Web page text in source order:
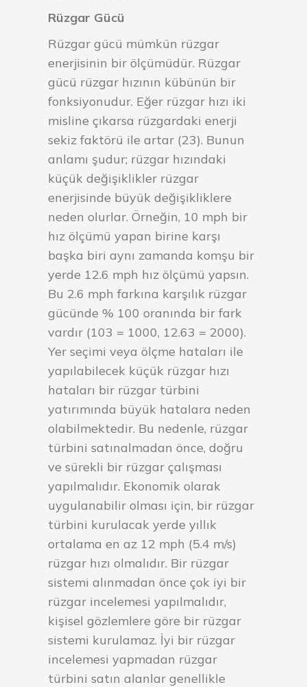
Rüzgar Gücü
Rüzgar gücü mümkün rüzgar
enerjisinin bir ölçümüdür. Rüzgar
gücü rüzgar hızının kübünün bir
fonksiyonudur. Eğer rüzgar hızı iki
misline çıkarsa rüzgardaki enerji
sekiz faktörü ile artar (23). Bunun
anlamı şudur; rüzgar hızındaki
küçük değişiklikler rüzgar
enerjisinde büyük değişikliklere
neden olurlar. Örneğin, 10 mph bir
hız ölçümü yapan birine karşı
başka biri aynı zamanda komşu bir
yerde 12.6 mph hız ölçümü yapsın.
Bu 2.6 mph farkına karşılık rüzgar
gücünde % 100 oranında bir fark
vardır (103 = 1000, 12.63 = 2000).
Yer seçimi veya ölçme hataları ile
yapılabilecek küçük rüzgar hızı
hataları bir rüzgar türbini
yatırımında büyük hatalara neden
olabilmektedir. Bu nedenle, rüzgar
türbini satınalmadan önce, doğru
ve sürekli bir rüzgar çalışması
yapılmalıdır. Ekonomik olarak
uygulanabilir olması için, bir rüzgar
türbini kurulacak yerde yıllık
ortalama en az 12 mph (5.4 m/s)
rüzgar hızı olmalıdır. Bir rüzgar
sistemi alınmadan önce çok iyi bir
rüzgar incelemesi yapılmalıdır,
kişisel gözlemlere göre bir rüzgar
sistemi kurulamaz. İyi bir rüzgar
incelemesi yapmadan rüzgar
türbini satın alanlar genellikle